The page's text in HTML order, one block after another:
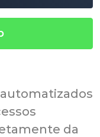
automatizados
da